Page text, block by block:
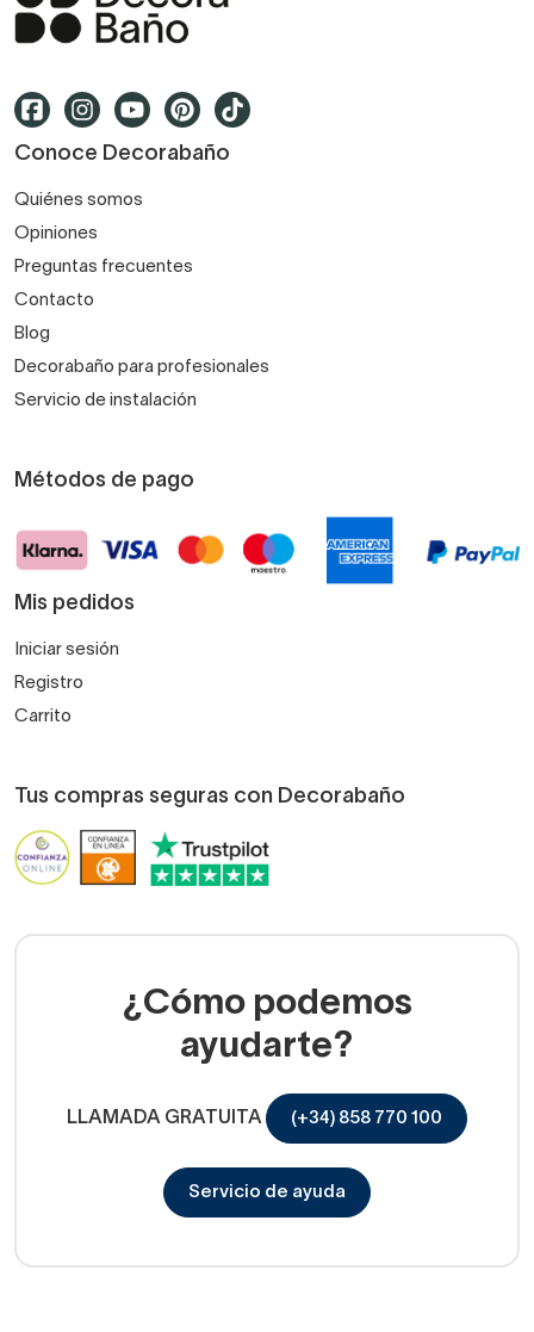
Conoce Decorabaño
Quiénes somos
Opiniones
Preguntas frecuentes
Contacto
Blog
Decorabaño para profesionales
Servicio de instalación
Métodos de pago
Mis pedidos
Iniciar sesión
Registro
Carrito
Tus compras seguras con Decorabaño
¿Cómo podemos
ayudarte?
LLAMADA GRATUITA (+34) 858 770 100
Servicio de ayuda